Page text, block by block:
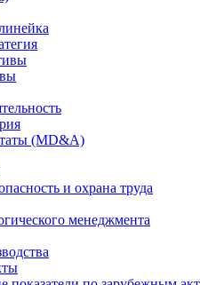
(MD&A)
и охрана труда
менеджмента